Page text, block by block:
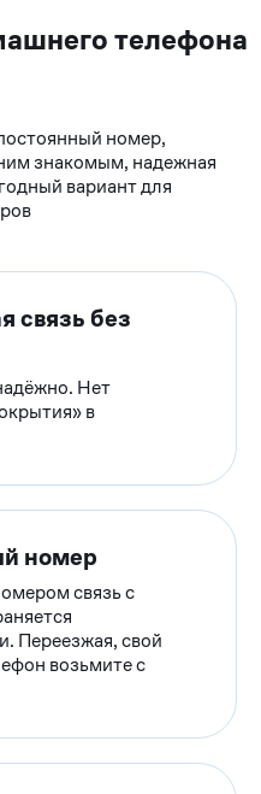
телефона
номер,
знакомым, надежная
вариант для
связь без
Нет
в
номер
связь с
Переезжая, свой
возьмите с